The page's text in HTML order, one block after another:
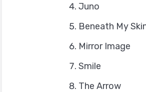
Juno
Beneath My
Mirror Image
Smile
The Arrow